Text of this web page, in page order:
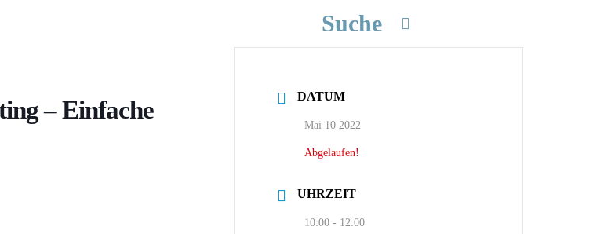
Suche
– Einfache
DATUM
Mai 10 2022
Abgelaufen!
UHRZEIT
10:00 - 12:00